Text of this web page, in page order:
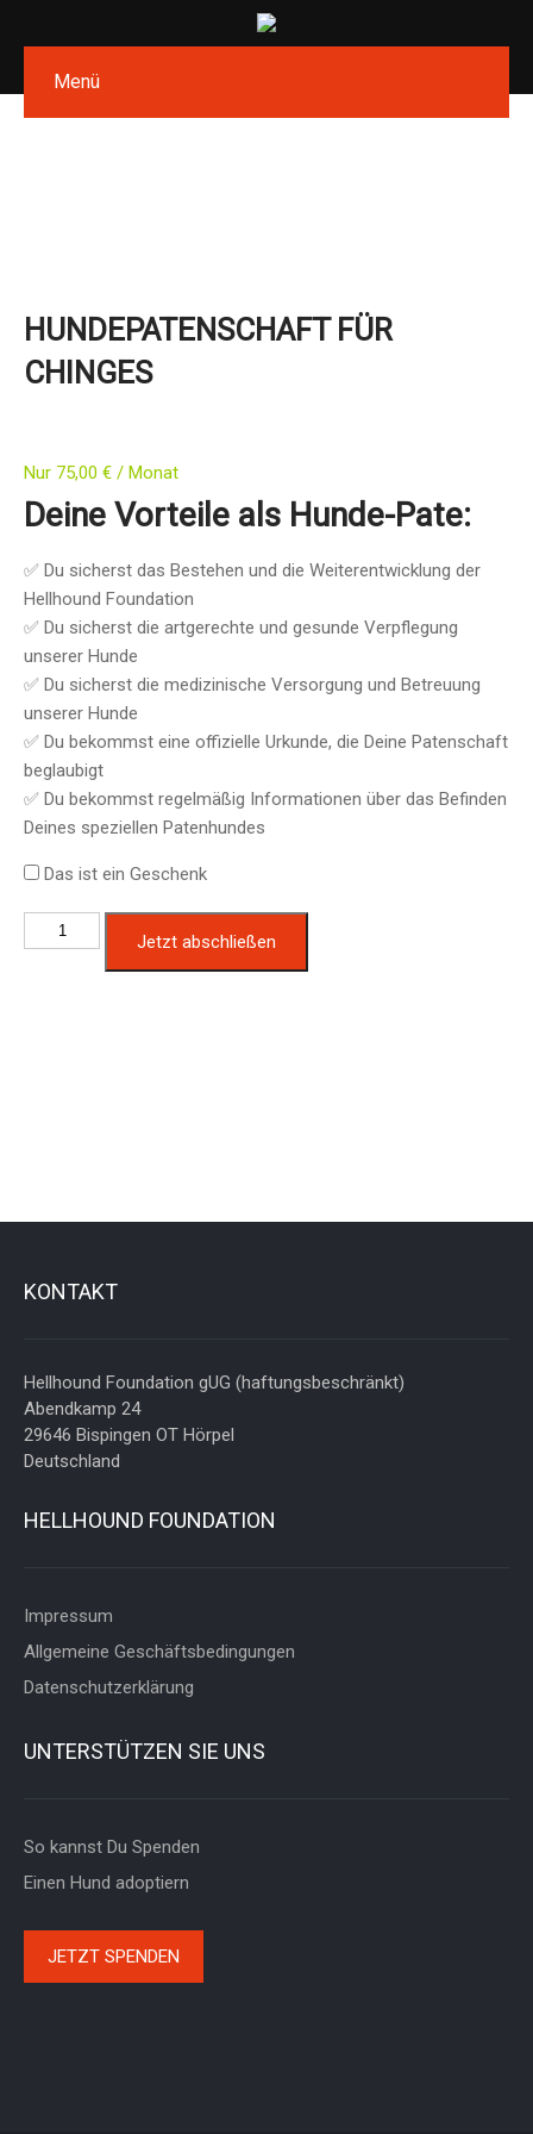
Menü
HUNDEPATENSCHAFT FÜR
CHINGES
Nur 75,00 € / Monat
Deine Vorteile als Hunde-Pate:
✅ Du sicherst das Bestehen und die Weiterentwicklung der
Hellhound Foundation
✅ Du sicherst die artgerechte und gesunde Verpflegung
unserer Hunde
✅ Du sicherst die medizinische Versorgung und Betreuung
unserer Hunde
✅ Du bekommst eine offizielle Urkunde, die Deine Patenschaft
beglaubigt
✅ Du bekommst regelmäßig Informationen über das Befinden
Deines speziellen Patenhundes
Das ist ein Geschenk
Hundepatenschaft
für
Jetzt abschließen
KONTAKT
Hellhound Foundation gUG (haftungsbeschränkt)
Abendkamp 24
29646 Bispingen OT Hörpel
Deutschland
HELLHOUND FOUNDATION
Impressum
Allgemeine Geschäftsbedingungen
Datenschutzerklärung
UNTERSTÜTZEN SIE UNS
So kannst Du Spenden
Einen Hund adoptiern
JETZT SPENDEN